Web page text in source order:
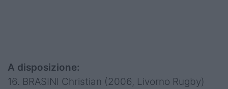
A disposizione:
16. BRASINI Christian (2006, Livorno Rugby)